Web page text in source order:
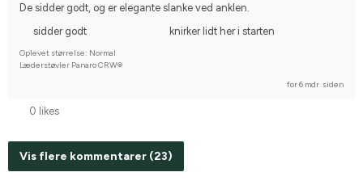
De sidder godt, og er elegante slanke ved anklen.
sidder godt
knirker lidt her i starten
Oplevet størrelse: Normal
Læderstøvler Panaro CRW®
for 6 mdr. siden
0 likes
Vis flere kommentarer (23)